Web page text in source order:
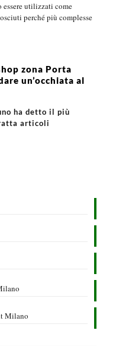
essere utilizzati come
perché più complesse
zona Porta
un’occhiata al
ha detto il più
articoli
Milano